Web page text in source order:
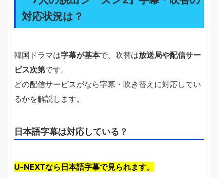
対応状況は？
韓国ドラマは字幕が基本で、吹替は放送局や配信サー
ビス次第です。
どの配信サービスがなら字幕・吹き替えに対応してい
るかを解説します。
日本語字幕は対応している？
U-NEXTなら日本語字幕で見られます。